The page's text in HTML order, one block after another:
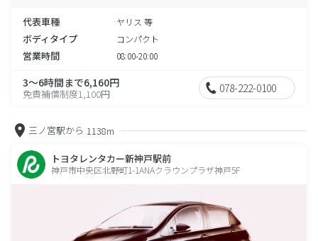
代表車種 ヤリス 等
ボディタイプ コンパクト
営業時間 08:00-20:00
3～6時間まで6,160円
免責補償制度1,100円 078-222-0100
三ノ宮駅から 1138m
トヨタレンタカー新神戸駅前
神戸市中央区北野町1-1ANAクラウンプラザ神戸5F